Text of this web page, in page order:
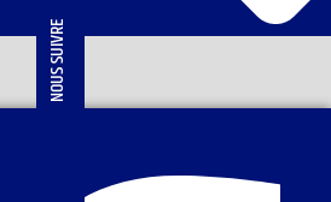
NOUS SUIVRE